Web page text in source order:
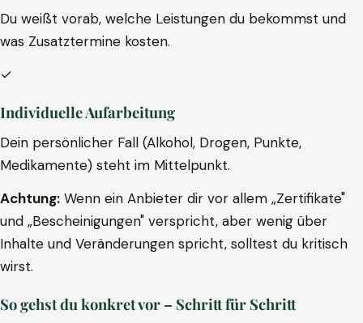
Du weißt vorab, welche Leistungen du bekommst und
was Zusatztermine kosten.
✓
Individuelle Aufarbeitung
Dein persönlicher Fall (Alkohol, Drogen, Punkte,
Medikamente) steht im Mittelpunkt.
Achtung: Wenn ein Anbieter dir vor allem „Zertifikate"
und „Bescheinigungen" verspricht, aber wenig über
Inhalte und Veränderungen spricht, solltest du kritisch
wirst.
So gehst du konkret vor – Schritt für Schritt